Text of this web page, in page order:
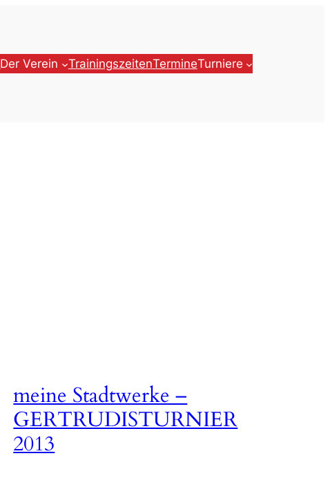
Der Verein TrainingszeitenTermineTurniere
meine Stadtwerke –
GERTRUDISTURNIER
2013